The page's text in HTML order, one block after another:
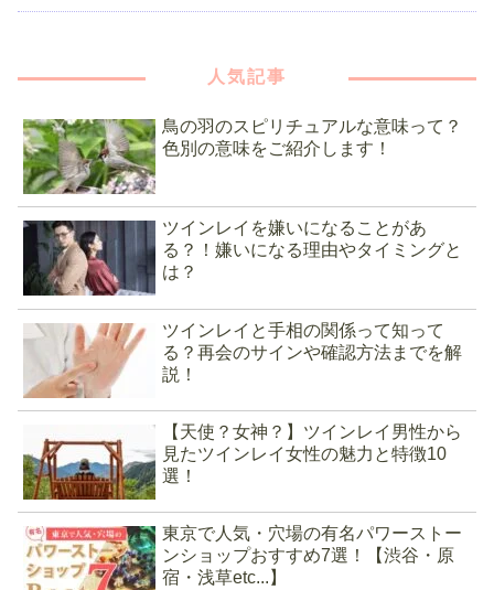
人気記事
鳥の羽のスピリチュアルな意味って？
色別の意味をご紹介します！
ツインレイを嫌いになることがあ
る？！嫌いになる理由やタイミングと
は？
ツインレイと手相の関係って知って
る？再会のサインや確認方法までを解
説！
【天使？女神？】ツインレイ男性から
見たツインレイ女性の魅力と特徴10
選！
東京で人気・穴場の有名パワーストー
ンショップおすすめ7選！【渋谷・原
宿・浅草etc...】